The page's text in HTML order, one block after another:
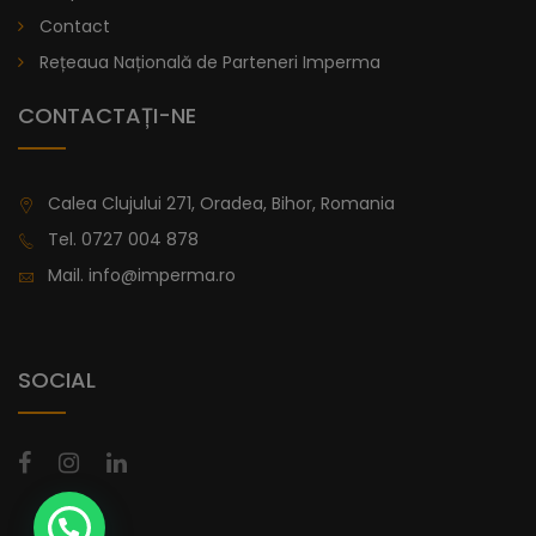
De la 996,47
Contact
Rețeaua Națională de Parteneri Imperma
CONTACTAȚI-NE
Calea Clujului 271, Oradea, Bihor, Romania
Tel. 0727 004 878
Mail. info@imperma.ro
SOCIAL